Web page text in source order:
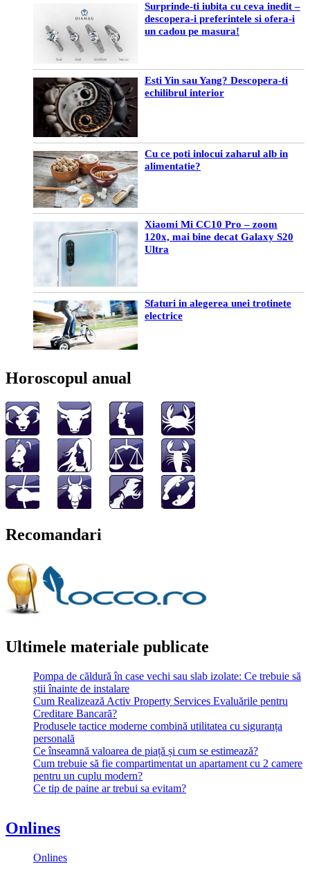
Surprinde-ti iubita cu ceva inedit –
descopera-i preferintele si ofera-i
un cadou pe masura!
Esti Yin sau Yang? Descopera-ti
echilibrul interior
Cu ce poti inlocui zaharul alb in
alimentatie?
Xiaomi Mi CC10 Pro – zoom
120x, mai bine decat Galaxy S20
Ultra
Sfaturi in alegerea unei trotinete
electrice
Horoscopul anual
Recomandari
Ultimele materiale publicate
Pompa de căldură în case vechi sau slab izolate: Ce trebuie să
știi înainte de instalare
Cum Realizează Activ Property Services Evaluările pentru
Creditare Bancară?
Produsele tactice moderne combină utilitatea cu siguranța
personală
Ce înseamnă valoarea de piață și cum se estimează?
Cum trebuie să fie compartimentat un apartament cu 2 camere
pentru un cuplu modern?
Ce tip de paine ar trebui sa evitam?
Onlines
Onlines